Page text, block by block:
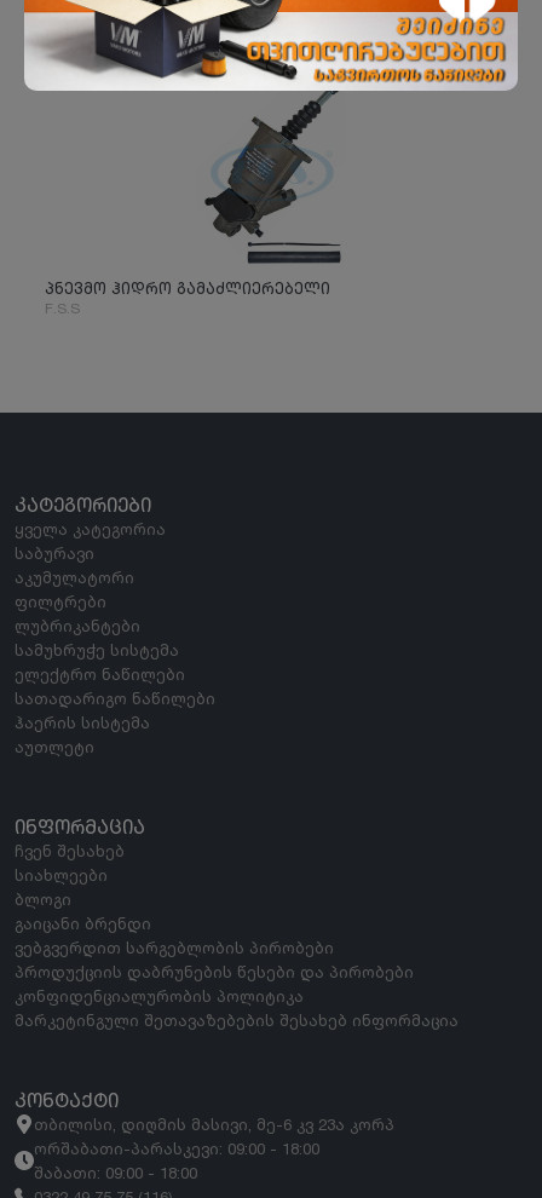
პნევმო ჰიდრო გამაძლიერებელი
F.S.S
ᲙᲐᲢᲔᲒᲝᲠᲘᲔᲑᲘ
ყველა კატეგორია
საბურავი
აკუმულატორი
ფილტრები
ლუბრიკანტები
სამუხრუჭე სისტემა
ელექტრო ნაწილები
სათადარიგო ნაწილები
ჰაერის სისტემა
აუთლეტი
ᲘᲜᲤᲝᲠᲛᲐᲪᲘᲐ
ჩვენ შესახებ
სიახლეები
ბლოგი
გაიცანი ბრენდი
ვებგვერდით სარგებლობის პირობები
პროდუქციის დაბრუნების წესები და პირობები
კონფიდენციალურობის პოლიტიკა
მარკეტინგული შეთავაზებების შესახებ ინფორმაცია
ᲙᲝᲜᲢᲐᲥᲢᲘ
თბილისი, დიღმის მასივი, მე-6 კვ 23ა კორპ
ორშაბათი-პარასკევი: 09:00 - 18:00
შაბათი: 09:00 - 18:00